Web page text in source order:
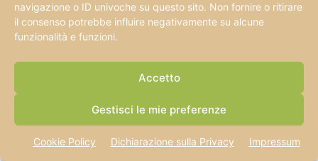
navigazione o ID univoche su questo sito. Non fornire o ritirare
il consenso potrebbe influire negativamente su alcune
funzionalità e funzioni.
Accetto
Gestisci le mie preferenze
Cookie Policy Dichiarazione sulla Privacy Impressum
fine dicembre la città si trasforma: luci ovunque,
profumo di vin brulé e cannella, bancarelle di
Place de la Cathédrale e Place Kléber diventano il
cuore pulsante delle feste. L’albero gigante
illuminato di Place Kléber è il simbolo delle